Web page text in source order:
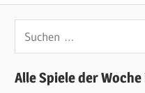
Suchen
nach:
Alle Spiele der